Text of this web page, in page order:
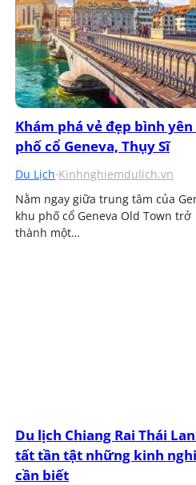
Khám phá vẻ đẹp bình yên
phố cổ Geneva, Thụy Sĩ
Du Lịch·Kinhnghiemdulich.vn
Nằm ngay giữa trung tâm của
khu phố cổ Geneva Old Town trở
thành một…
Du lịch Chiang Rai Thái
tất tần tật những kinh
cần biết